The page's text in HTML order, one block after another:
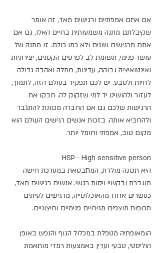
אם אתם אמפתיים ורגישים מאד, זה אומר
שקיבלתם מתנה משמעותית בחיים האלו, גם אם
אתם מרגישים שונים ולא כמו כולם. זו מתנה של
עושר פנימי, תשומת לב לפרטים הקטנים, יצירתיות
ואינטואיציה גבוהה, עדינות, חמלה ואהבה גדולה
לחיות ולטבע. יש לכם תפקיד בעולם הזה, לתמוך,
לעזור ולהושיט יד למי שזקוק לה. חבקו את
הרגישות שלכם גם אם החברה מכוונת להתגבר
ולהחביא אותה. בזכות אנשים רגישים העולם הוא
מקום טוב, אמפתי וחומל יותר.
HSP - High sensitive person
היא תכונה מולדת, המתבטאת במערכת חישה
מוגברת ובקשיי ויסות רגשי. אנשים רגישים מאד,
כעשרים אחוז מהאוכלוסייה, מרגישים לעיתים
תכופות מוצפים מגירויים פנימיים וחיצוניים.
הומאופתיה מטפלת במכלול הגוף והנפש באופן
הוליסטי, טבעי ועדין באמצעות רמדי מותאמת